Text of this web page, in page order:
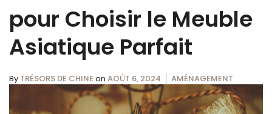
pour Choisir le Meuble
Asiatique Parfait
By TRÉSORS DE CHINE on AOÛT 6, 2024 AMÉNAGEMENT